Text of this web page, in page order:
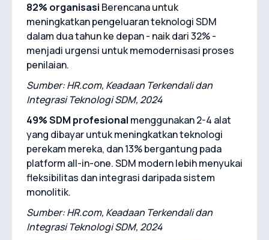
82% organisasi Berencana untuk
meningkatkan pengeluaran teknologi SDM
dalam dua tahun ke depan - naik dari 32% -
menjadi urgensi untuk memodernisasi proses
penilaian.
Sumber: HR.com, Keadaan Terkendali dan
Integrasi Teknologi SDM, 2024
49% SDM profesional menggunakan 2-4 alat
yang dibayar untuk meningkatkan teknologi
perekam mereka, dan 13% bergantung pada
platform all-in-one. SDM modern lebih menyukai
fleksibilitas dan integrasi daripada sistem
monolitik.
Sumber: HR.com, Keadaan Terkendali dan
Integrasi Teknologi SDM, 2024